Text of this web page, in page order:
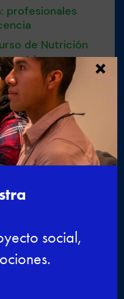
profesionales
de Nutrición
Inca
en el
Dual
la
una
Matías
pastelerías
×